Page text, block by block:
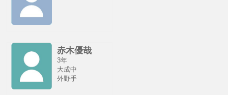
赤木優哉
3年
大成中
外野手